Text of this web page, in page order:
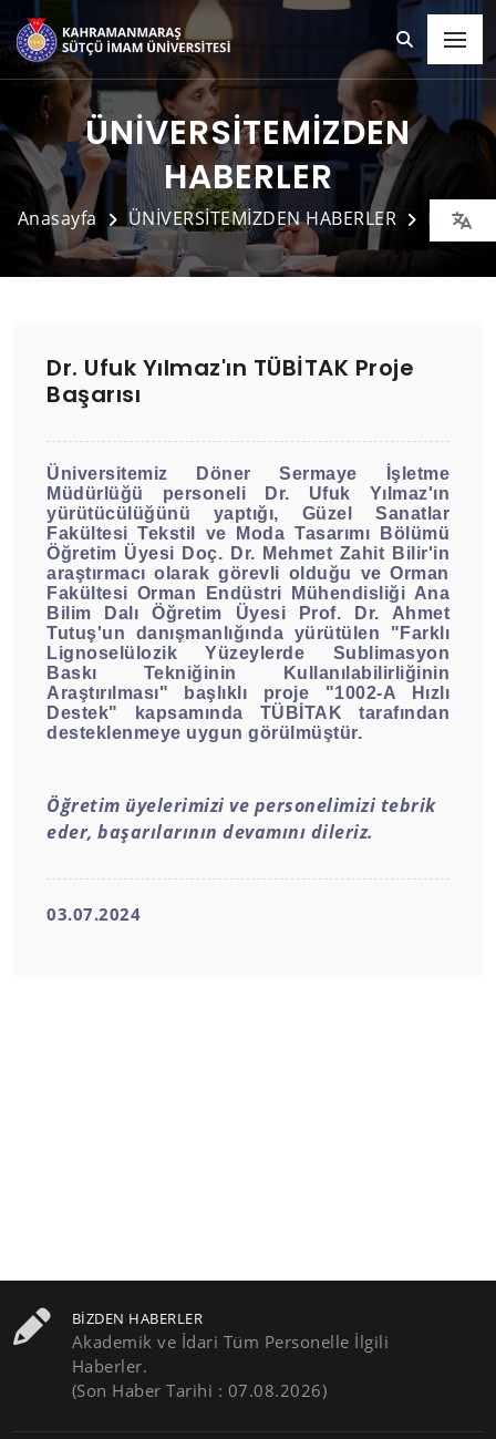
ÜNİVERSİTEMİZDEN
HABERLER
Anasayfa ÜNİVERSİTEMİZDEN HABERLER Detay
Dr. Ufuk Yılmaz'ın TÜBİTAK Proje
Başarısı
Üniversitemiz Döner Sermaye İşletme
Müdürlüğü personeli Dr. Ufuk Yılmaz'ın
yürütücülüğünü yaptığı, Güzel Sanatlar
Fakültesi Tekstil ve Moda Tasarımı Bölümü
Öğretim Üyesi Doç. Dr. Mehmet Zahit Bilir'in
araştırmacı olarak görevli olduğu ve Orman
Fakültesi Orman Endüstri Mühendisliği Ana
Bilim Dalı Öğretim Üyesi Prof. Dr. Ahmet
Tutuş'un danışmanlığında yürütülen "Farklı
Lignoselülozik Yüzeylerde Sublimasyon
Baskı Tekniğinin Kullanılabilirliğinin
Araştırılması" başlıklı proje "1002-A Hızlı
Destek" kapsamında TÜBİTAK tarafından
desteklenmeye uygun görülmüştür.
Öğretim üyelerimizi ve personelimizi tebrik
eder, başarılarının devamını dileriz.
03.07.2024
BIZDEN HABERLER
Akademik ve İdari Tüm Personelle İlgili
Haberler.
(Son Haber Tarihi : 07.08.2026)